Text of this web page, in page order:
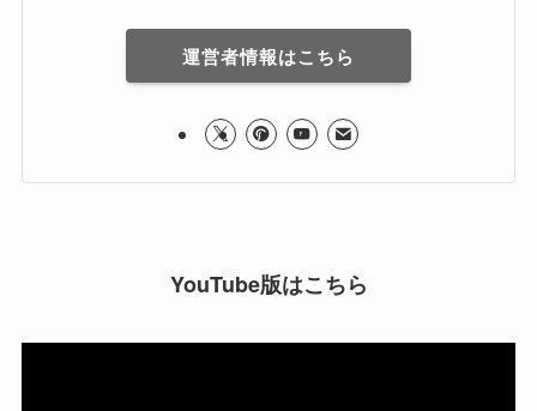
運営者情報はこちら
YouTube版はこちら